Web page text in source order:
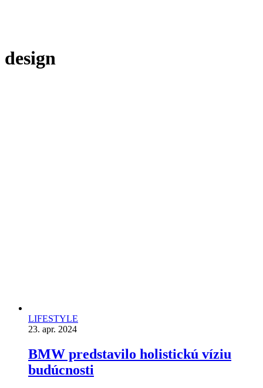
Značka:
design
LIFESTYLE
23. apr. 2024
BMW predstavilo holistickú víziu
budúcnosti